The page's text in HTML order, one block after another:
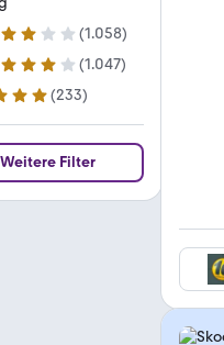
(1.058)
(1.047)
(233)
Weitere Filter